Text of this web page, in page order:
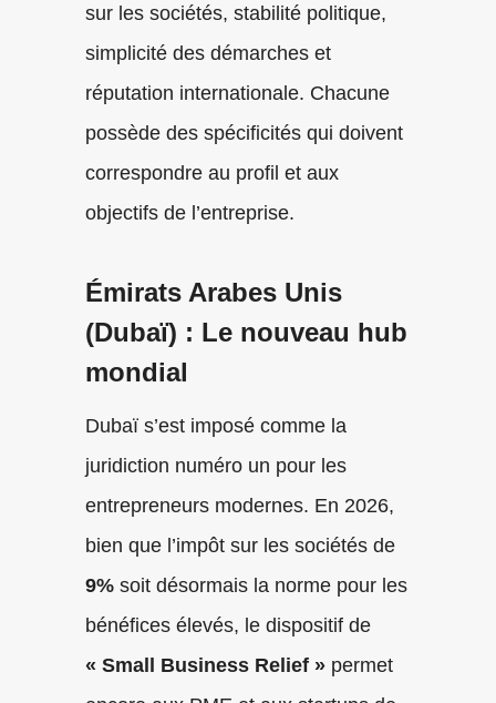
sur les sociétés, stabilité politique,
simplicité des démarches et
réputation internationale. Chacune
possède des spécificités qui doivent
correspondre au profil et aux
objectifs de l’entreprise.
Émirats Arabes Unis
(Dubaï) : Le nouveau hub
mondial
Dubaï s’est imposé comme la
juridiction numéro un pour les
entrepreneurs modernes. En 2026,
bien que l’impôt sur les sociétés de
9%soit désormais la norme pour les
bénéfices élevés, le dispositif de
« Small Business Relief »permet